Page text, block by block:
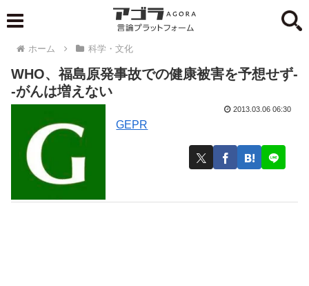
ホーム 科学・文化
WHO、福島原発事故での健康被害を予想せず-
-がんは増えない
GEPR
2013.03.06 06:30